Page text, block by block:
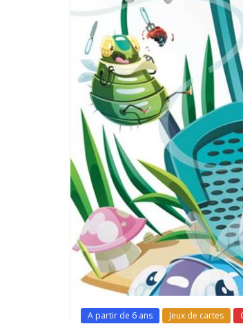
A partir de 6 ans Jeux de cartes